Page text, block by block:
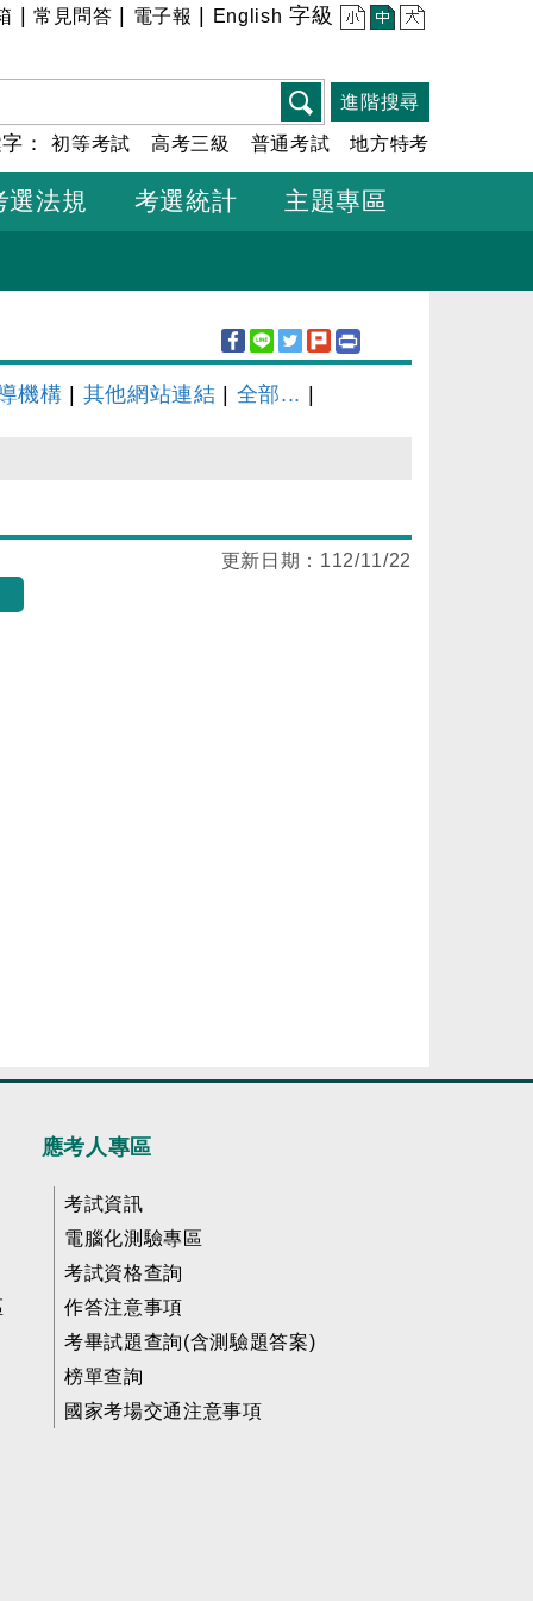
常見問答 電子報 English 字級 小 中 大
進階搜尋
字：初等考試 高考三級 普通考試 地方特考
選法規 考選統計 主題專區
機構 其他網站連結 全部...
更新日期： 112/11/22
應考人專區
考試資訊
電腦化測驗專區
考試資格查詢
作答注意事項
考畢試題查詢(含測驗題答案)
榜單查詢
國家考場交通注意事項